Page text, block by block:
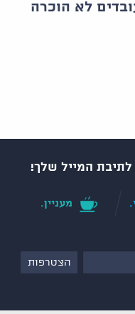
לא הוכרה
לתיבת המייל שלך!
מעניין.